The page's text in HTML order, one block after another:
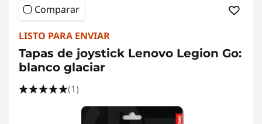
Comparar
LISTO PARA ENVIAR
Tapas de joystick Lenovo Legion Go:
blanco glaciar
(1)